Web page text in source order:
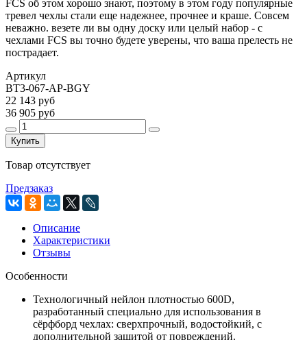
FCS об этом хорошо знают, поэтому в этом году популярные
тревел чехлы стали еще надежнее, прочнее и краше. Совсем
неважно. везете ли вы одну доску или целый набор - с
чехлами FCS вы точно будете уверены, что ваша прелесть не
пострадает.
Артикул
BT3-067-AP-BGY
22 143 руб
36 905 руб
Купить
Товар отсутствует
Предзаказ
Описание
Характеристики
Отзывы
Особенности
Технологичный нейлон плотностью 600D,
разработанный специально для использования в
сёрфборд чехлах: сверхпрочный, водостойкий, с
дополнительной защитой от повреждений.